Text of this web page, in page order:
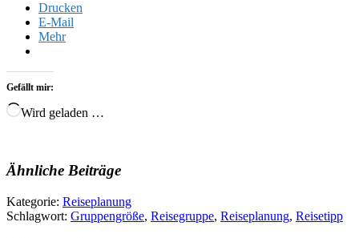
Drucken
E-Mail
Mehr
Gefällt mir:
Wird geladen …
Ähnliche Beiträge
Kategorie: Reiseplanung
Schlagwort: Gruppengröße, Reisegruppe, Reiseplanung, Reisetipp